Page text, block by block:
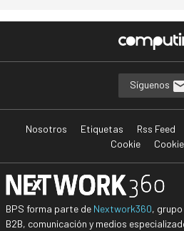
Síguenos
Nosotros Etiquetas Rss Feed
Cookie
BPS forma parte de Nextwork360,
B2B, comunicación y medios